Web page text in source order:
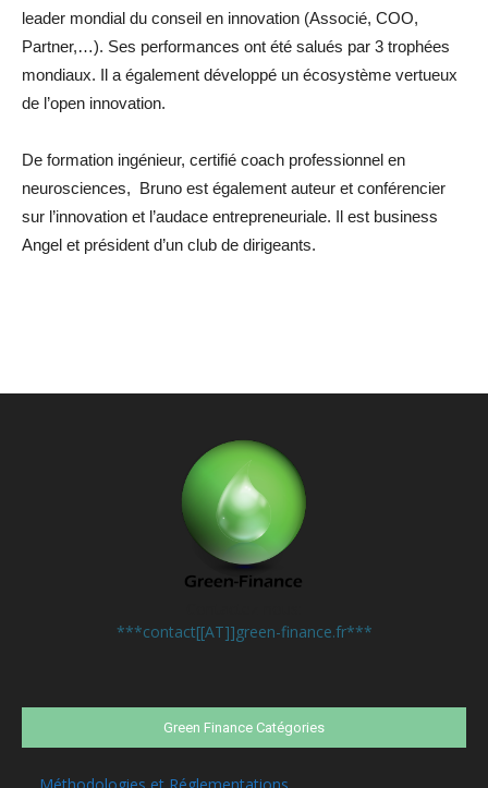
leader mondial du conseil en innovation (Associé, COO,
Partner,…). Ses performances ont été salués par 3 trophées
mondiaux. Il a également développé un écosystème vertueux
de l’open innovation.
De formation ingénieur, certifié coach professionnel en
neurosciences, Bruno est également auteur et conférencier
sur l’innovation et l’audace entrepreneuriale. Il est business
Angel et président d’un club de dirigeants.
***contact[[AT]]green-finance.fr***
Green Finance Catégories